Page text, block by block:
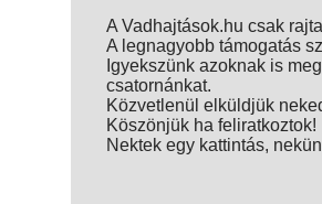
A Vadhajtások.hu csak
A legnagyobb támogatás
Igyekszünk azoknak is
csatornánkat.
Közvetlenül elküldjük
Köszönjük ha feliratkoztok!
Nektek egy kattintás,